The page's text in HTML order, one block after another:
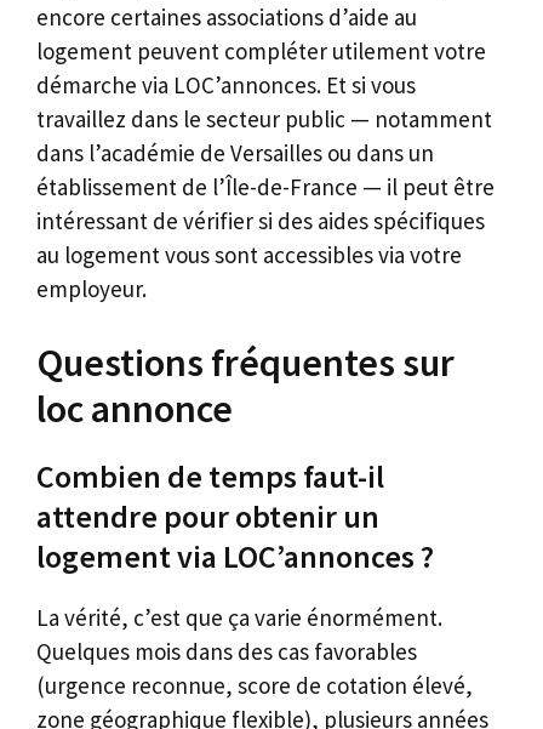
encore certaines associations d’aide au
logement peuvent compléter utilement votre
démarche via LOC’annonces. Et si vous
travaillez dans le secteur public — notamment
dans l’académie de Versailles ou dans un
établissement de l’Île-de-France — il peut être
intéressant de vérifier si des aides spécifiques
au logement vous sont accessibles via votre
employeur.
Questions fréquentes sur
loc annonce
Combien de temps faut-il
attendre pour obtenir un
logement via LOC’annonces ?
La vérité, c’est que ça varie énormément.
Quelques mois dans des cas favorables
(urgence reconnue, score de cotation élevé,
zone géographique flexible), plusieurs années